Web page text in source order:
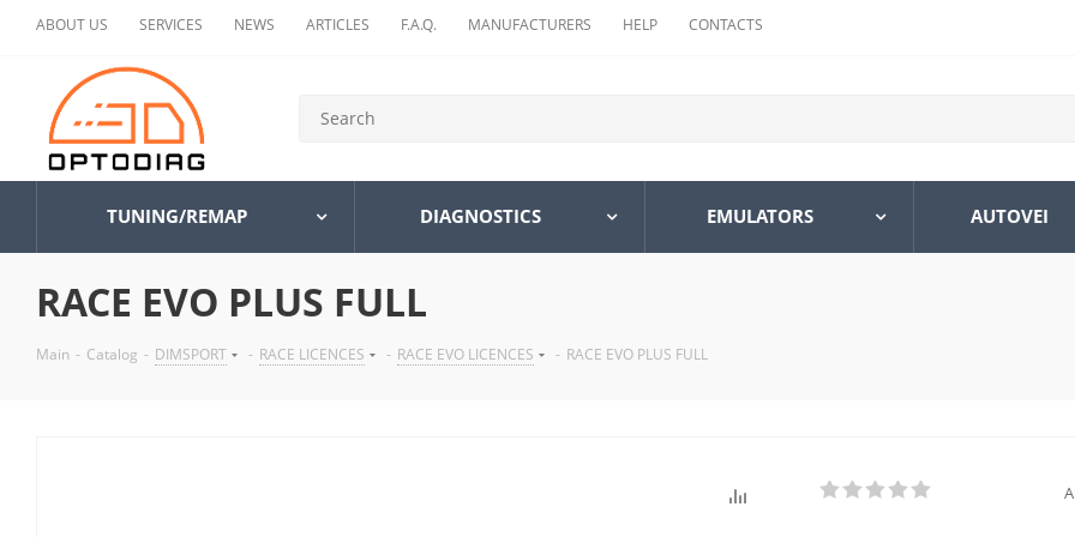
ABOUT US SERVICES NEWS ARTICLES F.A.Q. MANUFACTURERS HELP CONTACTS
TUNING/REMAP DIAGNOSTICS EMULATORS AUTOVEI
RACE EVO PLUS FULL
Main - Catalog - DIMSPORT - RACE LICENCES - RACE EVO LICENCES - RACE EVO PLUS FULL